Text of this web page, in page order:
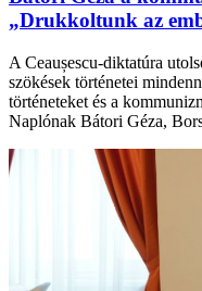
„Drukkoltunk az
A Ceaușescu-diktatúra
szökések történetei
történeteket és a
Naplónak Bátori Géza,